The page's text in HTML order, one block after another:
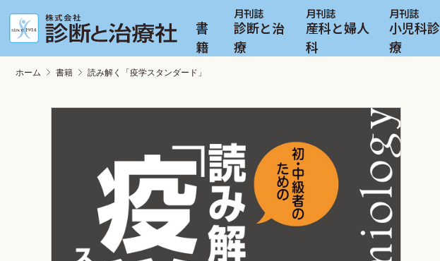
書
籍
診断と治
療
産科と婦人
科
小児科診
療
ホーム 書籍 読み解く「疫学スタンダード」